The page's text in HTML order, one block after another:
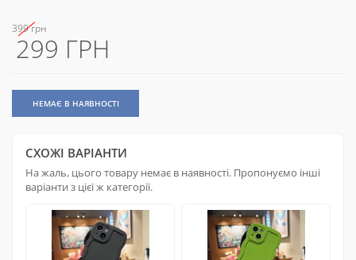
399 грн
299 ГРН
НЕМАЄ В НАЯВНОСТІ
СХОЖІ ВАРІАНТИ
На жаль, цього товару немає в наявності. Пропонуємо інші
варіанти з цієї ж категорії.